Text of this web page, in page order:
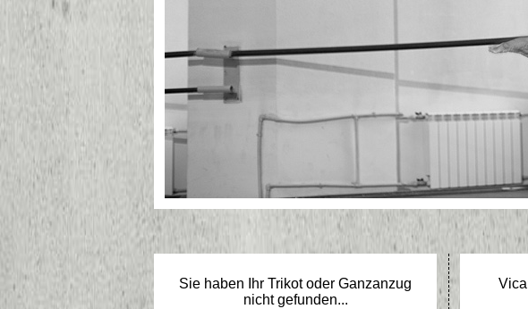
Sie haben Ihr Trikot oder Ganzanzug
nicht gefunden...